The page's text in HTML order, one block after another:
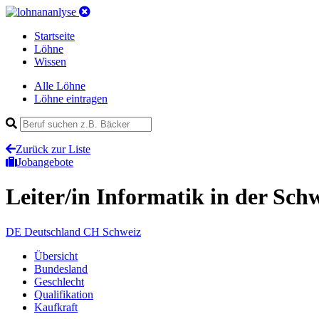
Startseite
Löhne
Wissen
Alle Löhne
Löhne eintragen
Zurück zur Liste
Jobangebote
Leiter/in Informatik in der
DE Deutschland CH Schweiz
Übersicht
Bundesland
Geschlecht
Qualifikation
Kaufkraft